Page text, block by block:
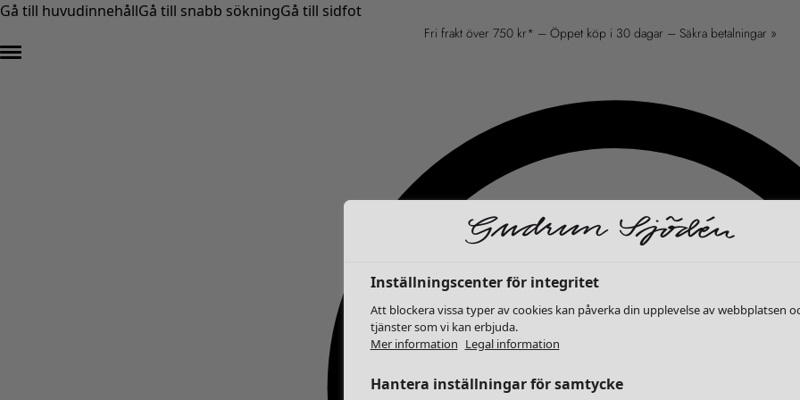
Gå till huvudinnehållGå till snabb sökningGå till sidfot
Fri frakt över 750 kr* – Öppet köp i 30 dagar – Säkra betalningar »
Inställningscenter för integritet
Att blockera vissa typer av cookies kan påverka din upplevelse av webbplatsen
tjänster som vi kan erbjuda.
Mer information Legal information
Hantera inställningar för samtycke